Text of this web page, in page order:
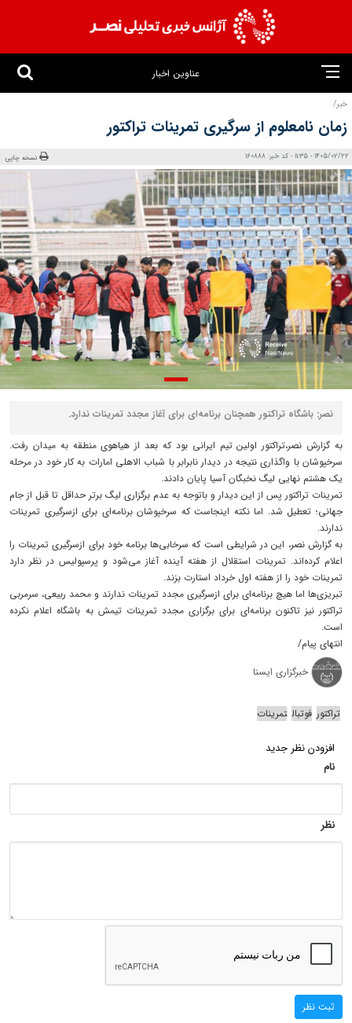
عناوین اخبار
خبر/
زمان نامعلوم از سرگیری تمرینات تراکتور
1405/02/22 - 11:35 - کد خبر: 160888 نسخه چاپی
نصر: باشگاه تراکتور همچنان برنامه‌ای برای آغاز مجدد تمرینات ندارد.
به گزارش نصر،تراکتور اولین تیم ایرانی بود که بعد از هیاهوی منطقه به میدان رفت.
سرخپوشان با واگذاری نتیجه در دیدار نابرابر با شباب الاهلی امارات به کار خود در مرحله
یک هشتم نهایی لیگ نخبگان آسیا پایان دادند.
تمرینات تراکتور پس از این دیدار و باتوجه به عدم برگزاری لیگ برتر حداقل تا قبل از جام
جهانی؛ تعطیل شد. اما نکته اینجاست که سرخپوشان برنامه‌ای برای ازسرگیری تمرینات
ندارند.
به گزارش نصر، این در شرایطی است که سرخابی‌ها برنامه خود برای ازسرگیری تمرینات را
اعلام کرده‌اند. تمرینات استقلال از هفته آینده آغاز می‌شود و پرسپولیس در نظر دارد
تمرینات خود را از هفته اول خرداد استارت بزند.
تبریزی‌ها اما هیچ برنامه‌ای برای ازسرگیری مجدد تمرینات ندارند و محمد ربیعی، سرمربی
تراکتور نیز تاکنون برنامه‌ای برای برگزاری مجدد تمرینات تیمش به باشگاه اعلام نکرده
است.
انتهای پیام/
خبرگزاری ایسنا
تراکتور فوتبال تمرینات
افزودن نظر جدید
نام
نظر
ثبت نظر